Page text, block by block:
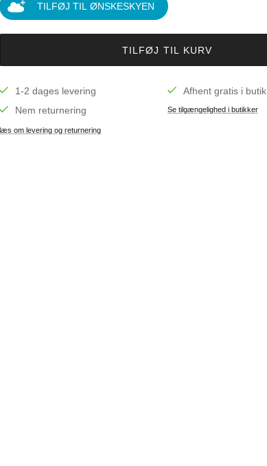
TILFØJ TIL ØNSKESKYEN
TILFØJ TIL KURV
1-2 dages levering
Nem returnering
læs om levering og returnering
Afhent gratis i butik
Se tilgængelighed i butikker